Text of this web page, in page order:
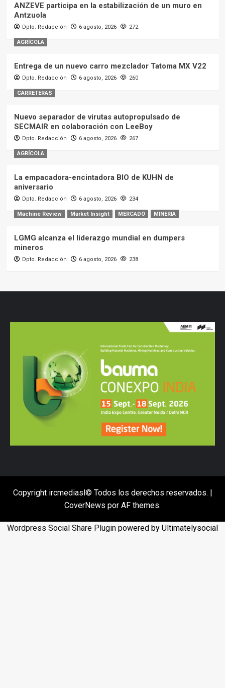
ANZEVE participa en la estabilización de un muro en
Antzuola
Dpto. Redacción 6 agosto, 2026 272
AGRÍCOLA
Entrega de un nuevo carro mezclador Tatoma MX V22
Dpto. Redacción 6 agosto, 2026 260
CARRETERAS
Nuevo separador de virutas autopropulsado de
SECMAIR en colaboración con LeeBoy
Dpto. Redacción 6 agosto, 2026 267
AGRÍCOLA
La empacadora-encintadora BIO de KUHN de
aniversario
Dpto. Redacción 6 agosto, 2026 234
Machine Review Market Insight MERCADO MINERIA
LGMG alcanza el liderazgo mundial en dumpers
mineros
Dpto. Redacción 6 agosto, 2026 238
Copyright ircmediasl© Todos los derechos reservados. |
CoverNews por AF themes.
Wordpress Social Share Plugin powered by Ultimatelysocial